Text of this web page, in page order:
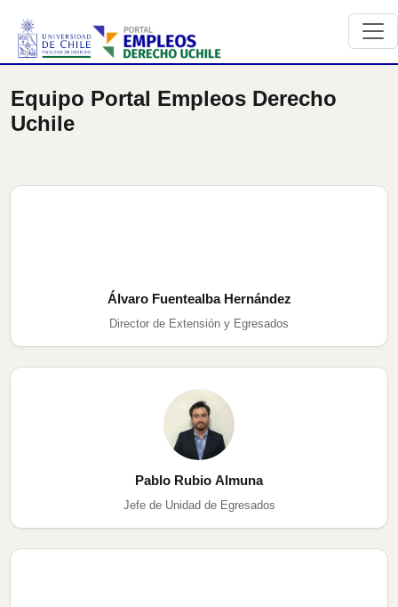
Equipo Portal Empleos Derecho
Uchile
Álvaro Fuentealba Hernández
Director de Extensión y Egresados
Pablo Rubio Almuna
Jefe de Unidad de Egresados